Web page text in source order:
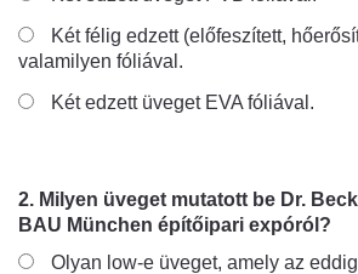
Két félig edzett (előfeszített,
valamilyen fóliával.
Két edzett üveget EVA fóliával.
2. Milyen üveget mutatott be Dr.
BAU München építőipari expóról?
Olyan low-e üveget, amely az